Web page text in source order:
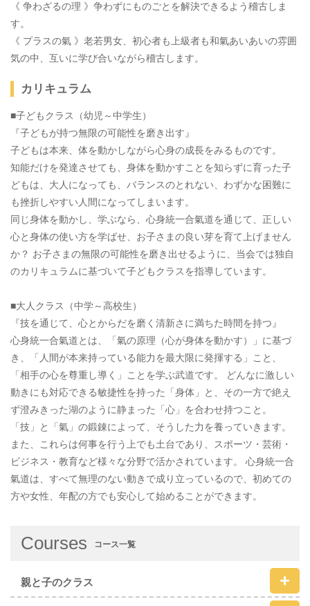
《 争わざるの理 》争わずにものごとを解決できるよう稽古しま
す。
《 プラスの氣 》老若男女、初心者も上級者も和氣あいあいの雰囲
気の中、互いに学び合いながら稽古します。
カリキュラム
■子どもクラス（幼児～中学生）
『子どもが持つ無限の可能性を磨き出す』
子どもは本来、体を動かしながら心身の成長をみるものです。
知能だけを発達させても、身体を動かすことを知らずに育った子
どもは、大人になっても、バランスのとれない、わずかな困難に
も挫折しやすい人間になってしまいます。
同じ身体を動かし、学ぶなら、心身統一合氣道を通じて、正しい
心と身体の使い方を学ばせ、お子さまの良い芽を育て上げません
か？ お子さまの無限の可能性を磨き出せるように、当会では独自
のカリキュラムに基づいて子どもクラスを指導しています。
■大人クラス（中学～高校生）
『技を通じて、心とからだを磨く清新さに満ちた時間を持つ』
心身統一合氣道とは、「氣の原理（心が身体を動かす）」に基づ
き、「人間が本来持っている能力を最大限に発揮する」こと、
「相手の心を尊重し導く」ことを学ぶ武道です。 どんなに激しい
動きにも対応できる敏捷性を持った「身体」と、その一方で絶え
ず澄みきった湖のように静まった「心」を合わせ持つこと。
「技」と「氣」の鍛錬によって、そうした力を養っていきます。
また、これらは何事を行う上でも土台であり、スポーツ・芸術・
ビジネス・教育など様々な分野で活かされています。 心身統一合
氣道は、すべて無理のない動きで成り立っているので、初めての
方や女性、年配の方でも安心して始めることができます。
Courses コース一覧
親と子のクラス